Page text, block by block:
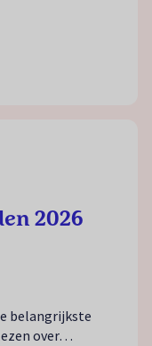
2026
belangrijkste
over…